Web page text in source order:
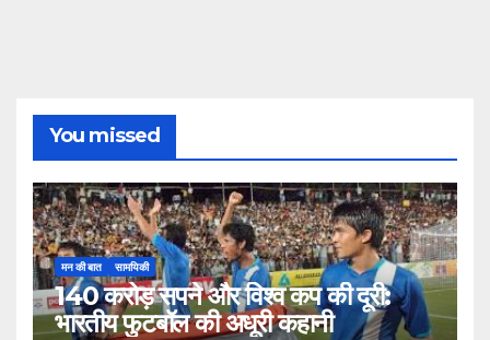
You missed
मन की बात सामयिकी
140 करोड़ सपने और विश्व कप की दूरी:
भारतीय फुटबॉल की अधूरी कहानी